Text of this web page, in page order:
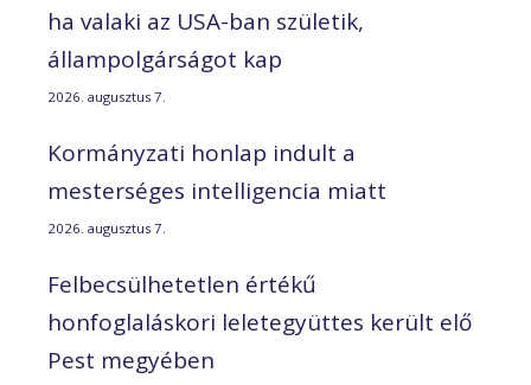
ha valaki az USA-ban születik,
állampolgárságot kap
2026. augusztus 7.
Kormányzati honlap indult a
mesterséges intelligencia miatt
2026. augusztus 7.
Felbecsülhetetlen értékű
honfoglaláskori leletegyüttes került elő
Pest megyében